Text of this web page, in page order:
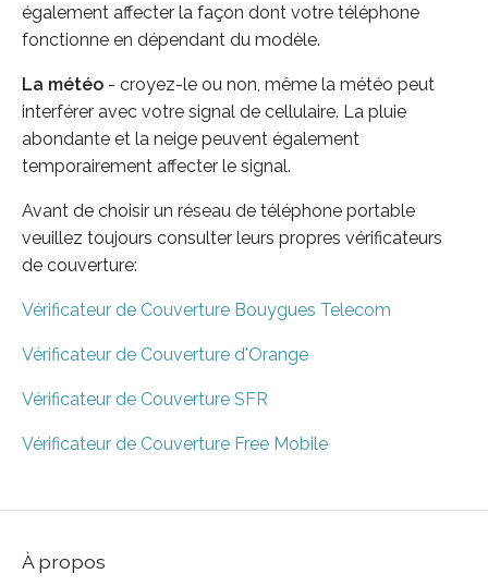
également affecter la façon dont votre téléphone
fonctionne en dépendant du modèle.
La météo - croyez-le ou non, même la météo peut
interférer avec votre signal de cellulaire. La pluie
abondante et la neige peuvent également
temporairement affecter le signal.
Avant de choisir un réseau de téléphone portable
veuillez toujours consulter leurs propres vérificateurs
de couverture:
Vérificateur de Couverture Bouygues Telecom
Vérificateur de Couverture d'Orange
Vérificateur de Couverture SFR
Vérificateur de Couverture Free Mobile
À propos